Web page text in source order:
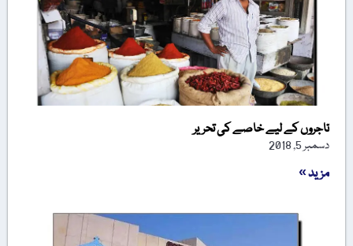
تاجروں کے لیے خاصے کی تحریر
دسمبر 5, 2018
مزید »